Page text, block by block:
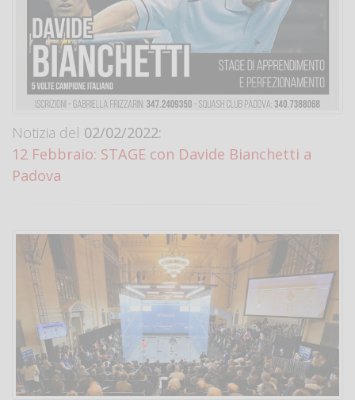
Notizia del 02/02/2022:
12 Febbraio: STAGE con Davide Bianchetti a
Padova